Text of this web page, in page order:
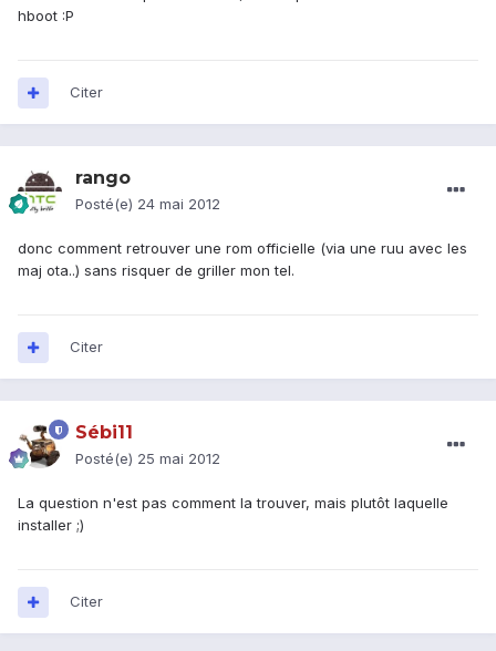
hboot :P
Citer
rango
Posté(e) 24 mai 2012
donc comment retrouver une rom officielle (via une ruu avec les
maj ota..) sans risquer de griller mon tel.
Citer
Sébi11
Posté(e) 25 mai 2012
La question n'est pas comment la trouver, mais plutôt laquelle
installer ;)
Citer